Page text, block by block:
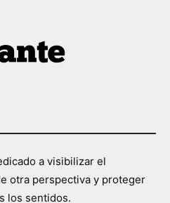
a visibilizar el
otra perspectiva y proteger
los sentidos.